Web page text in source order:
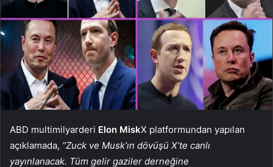
ABD multimilyarderi Elon MiskX platformundan yapılan
açıklamada, “Zuck ve Musk’ın dövüşü X’te canlı
yayınlanacak. Tüm gelir gaziler derneğine